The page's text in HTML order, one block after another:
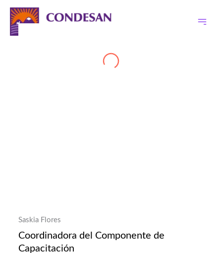
contenido
Saskia Flores
Coordinadora del Componente de
Capacitación